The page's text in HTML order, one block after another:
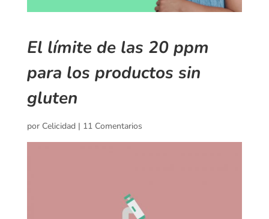
El límite de las 20 ppm
para los productos sin
gluten
por Celicidad| 11 Comentarios